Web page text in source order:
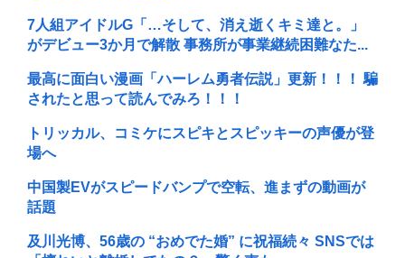
7人組アイドルG「…そして、消え逝くキミ達と。」
がデビュー3か月で解散 事務所が事業継続困難なた...
最高に面白い漫画「ハーレム勇者伝説」更新！！！ 騙
されたと思って読んでみろ！！！
トリッカル、コミケにスピキとスピッキーの声優が登
場へ
中国製EVがスピードバンプで空転、進まずの動画が
話題
及川光博、56歳の “おめでた婚” に祝福続々 SNSでは